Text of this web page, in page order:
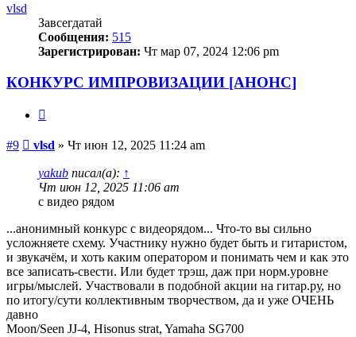
vlsd
Завсегдатай
Сообщения: 515
Зарегистрирован: Чт мар 07, 2024 12:06 pm
КОНКУРС ИМПРОВИЗАЦИИ [АНОНС]
#9 Сообщение
vlsd » Чт июн 12, 2025 11:24 am
yakub писал(а): ↑
Чт июн 12, 2025 11:06 am
с видео рядом
...анонимный конкурс с видеорядом... Что-то вы сильно
усложняете схему. Участнику нужно будет быть и гитаристом,
и звукачём, и хоть каким оператором и понимать чем и как это
все записать-свести. Или будет трэш, даж при норм.уровне
игры/мыслей. Участвовали в подобной акции на гитар.ру, но
по итогу/сути коллективным творчеством, да и уже ОЧЕНЬ
давно
Moon/Seen JJ-4, Hisonus strat, Yamaha SG700